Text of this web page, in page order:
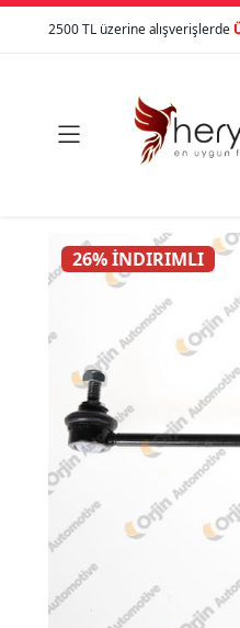
2500 TL üzerine alışverişlerde

26% İNDIRIMLI